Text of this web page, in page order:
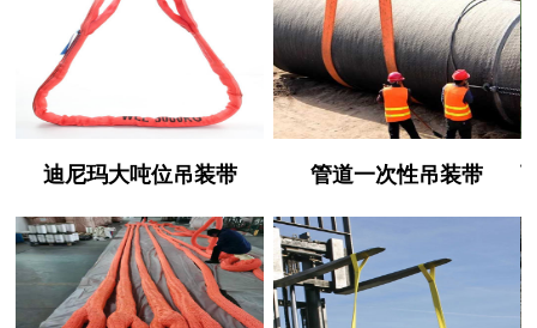
迪尼玛大吨位吊装带 管道一次性吊装带